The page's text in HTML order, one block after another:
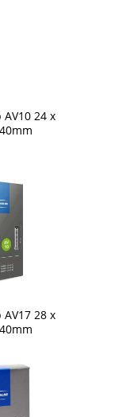
24 x
28 x